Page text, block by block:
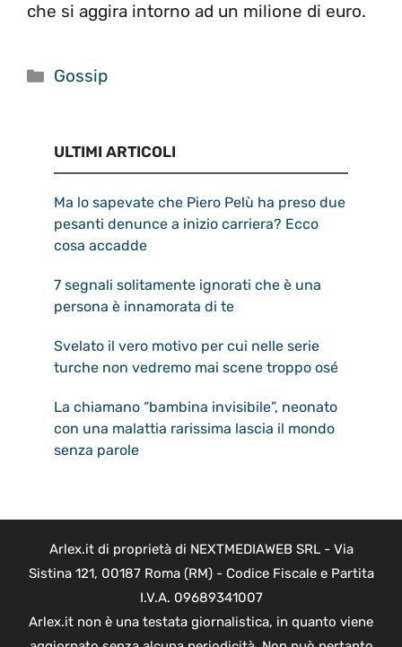
che si aggira intorno ad un milione di euro.
Categorie
Gossip
ULTIMI ARTICOLI
Ma lo sapevate che Piero Pelù ha preso due
pesanti denunce a inizio carriera? Ecco
cosa accadde
7 segnali solitamente ignorati che è una
persona è innamorata di te
Svelato il vero motivo per cui nelle serie
turche non vedremo mai scene troppo osé
La chiamano “bambina invisibile”, neonato
con una malattia rarissima lascia il mondo
senza parole
Arlex.it di proprietà di NEXTMEDIAWEB SRL - Via
Sistina 121, 00187 Roma (RM) - Codice Fiscale e Partita
I.V.A. 09689341007
Arlex.it non è una testata giornalistica, in quanto viene